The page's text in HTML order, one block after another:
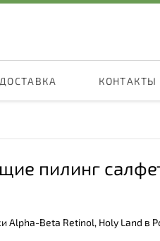
КОНТАКТЫ
пилинг
Beta Retinol, Holy Land в